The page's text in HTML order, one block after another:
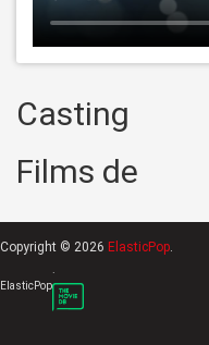
Casting
Films de
Copyright © 2026 ElasticPop.
ElasticPop
.